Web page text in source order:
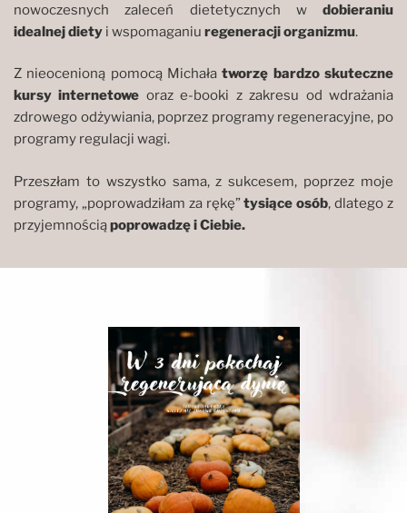
nowoczesnych zaleceń dietetycznych w dobieraniu
idealnej diety i wspomaganiu regeneracji organizmu.
Z nieocenioną pomocą Michałatworzę bardzo skuteczne
kursy internetowe oraz e-booki z zakresu od wdrażania
zdrowego odżywiania, poprzez programy regeneracyjne, po
programy regulacji wagi.
Przeszłam to wszystko sama, z sukcesem, poprzez moje
programy, „poprowadziłam za rękę”tysiące osób, dlatego z
przyjemnościąpoprowadzę i Ciebie.